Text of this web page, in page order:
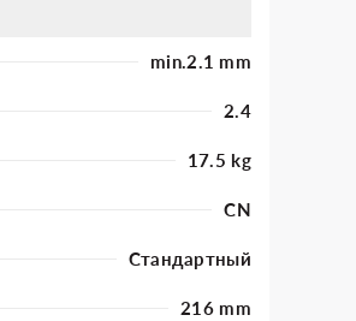
min.2.1 mm
2.4
17.5 kg
CN
Стандартный
216 mm